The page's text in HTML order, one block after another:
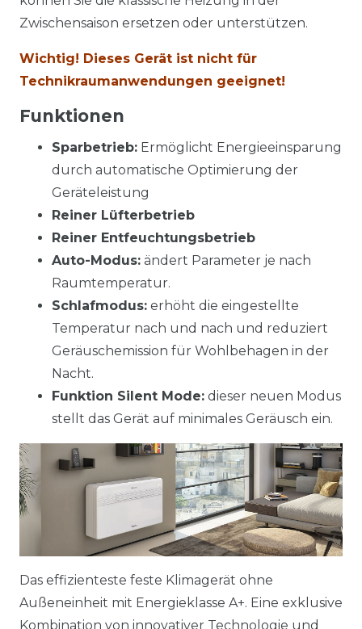
Zwischensaison ersetzen oder unterstützen.
Wichtig! Dieses Gerät ist nicht für
Technikraumanwendungen geeignet!
Funktionen
Sparbetrieb: Ermöglicht Energieeinsparung
durch automatische Optimierung der
Geräteleistung
Reiner Lüfterbetrieb
Reiner Entfeuchtungsbetrieb
Auto-Modus: ändert Parameter je nach
Raumtemperatur.
Schlafmodus: erhöht die eingestellte
Temperatur nach und nach und reduziert
Geräuschemission für Wohlbehagen in der
Nacht.
Funktion Silent Mode: dieser neuen Modus
stellt das Gerät auf minimales Geräusch ein.
Das effizienteste feste Klimagerät ohne
Außeneinheit mit Energieklasse A+. Eine exklusive
Kombination von innovativer Technologie und